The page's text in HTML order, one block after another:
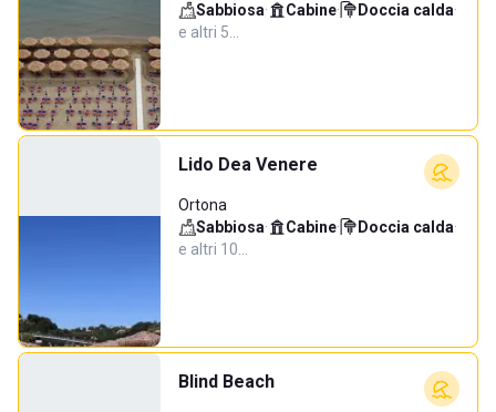
Sabbiosa· Cabine· Doccia calda·
e altri 5…
Lido Dea Venere
Ortona
Sabbiosa· Cabine· Doccia calda·
e altri 10…
Blind Beach